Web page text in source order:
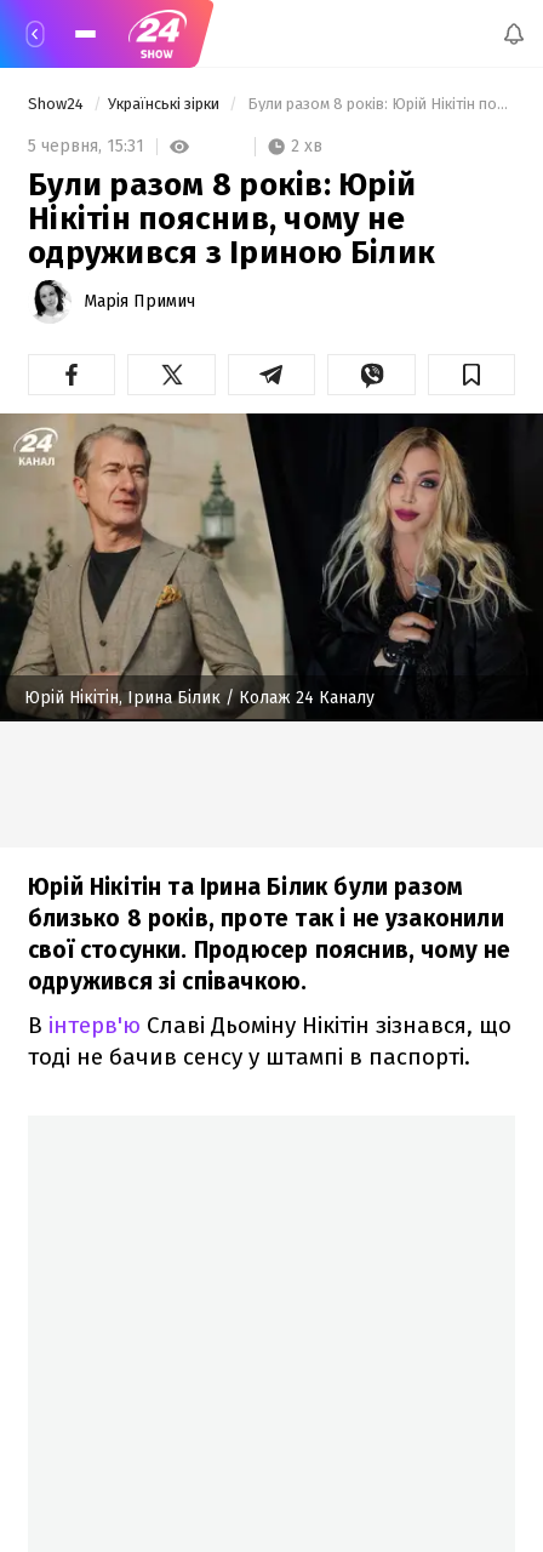
Show24 Українські зірки Були разом 8 років: Юрій Нікітін пояснив, чому не одружився з Іриною Білик
5 червня, 15:31 2 хв
Були разом 8 років: Юрій
Нікітін пояснив, чому не
одружився з Іриною Білик
Марія Примич
Юрій Нікітін, Ірина Білик / Колаж 24 Каналу
Юрій Нікітін та Ірина Білик були разом
близько 8 років, проте так і не узаконили
свої стосунки. Продюсер пояснив, чому не
одружився зі співачкою.
В інтерв'ю Славі Дьоміну Нікітін зізнався, що
тоді не бачив сенсу у штампі в паспорті.